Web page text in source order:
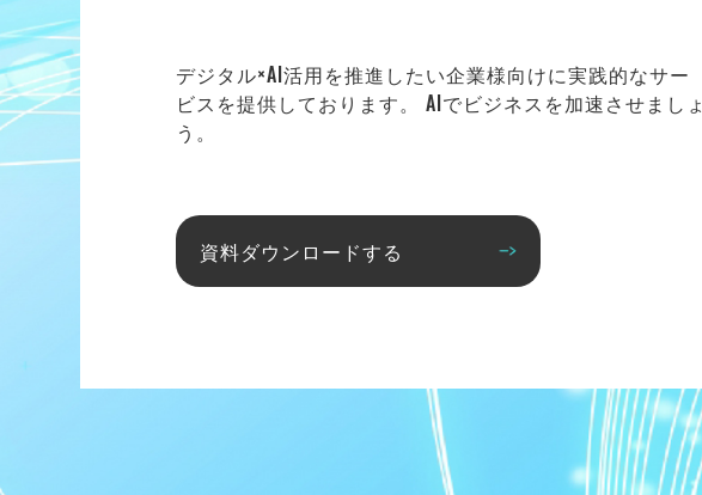
デジタル×AI活用を推進したい企業様向けに実践的なサー
ビスを提供しております。 AIでビジネスを加速させましょ
う。
資料ダウンロードする